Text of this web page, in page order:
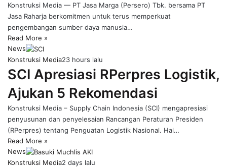
Konstruksi Media — PT Jasa Marga (Persero) Tbk. bersama PT
Jasa Raharja berkomitmen untuk terus memperkuat
pengembangan sumber daya manusia…
Read More »
News
Konstruksi Media23 hours lalu
SCI Apresiasi RPerpres Logistik,
Ajukan 5 Rekomendasi
Konstruksi Media – Supply Chain Indonesia (SCI) mengapresiasi
penyusunan dan penyelesaian Rancangan Peraturan Presiden
(RPerpres) tentang Penguatan Logistik Nasional. Hal…
Read More »
News
Konstruksi Media2 days lalu